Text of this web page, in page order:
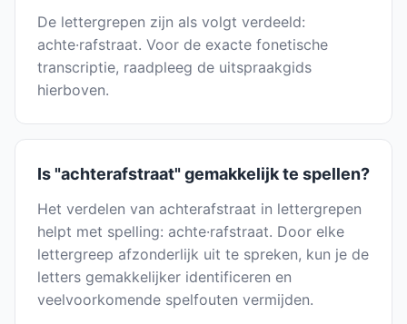
De lettergrepen zijn als volgt verdeeld:
achte·rafstraat. Voor de exacte fonetische
transcriptie, raadpleeg de uitspraakgids
hierboven.
Is "achterafstraat" gemakkelijk te spellen?
Het verdelen van achterafstraat in lettergrepen
helpt met spelling: achte·rafstraat. Door elke
lettergreep afzonderlijk uit te spreken, kun je de
letters gemakkelijker identificeren en
veelvoorkomende spelfouten vermijden.